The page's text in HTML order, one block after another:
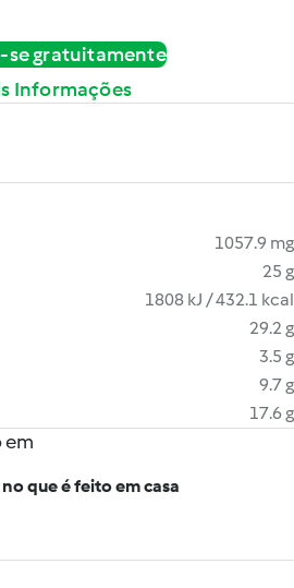
se gratuitamente
Informações
1057.9 mg
25 g
1808 kJ / 432.1 kcal
29.2 g
3.5 g
9.7 g
17.6 g
em
que é feito em casa